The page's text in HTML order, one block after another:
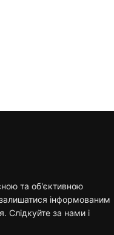
та об'єктивною
інформованим
Слідкуйте за нами і